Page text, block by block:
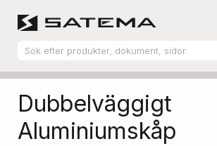
Produktsortiment Aluminiumskåp
Dubbelväggigt
Aluminiumskåp